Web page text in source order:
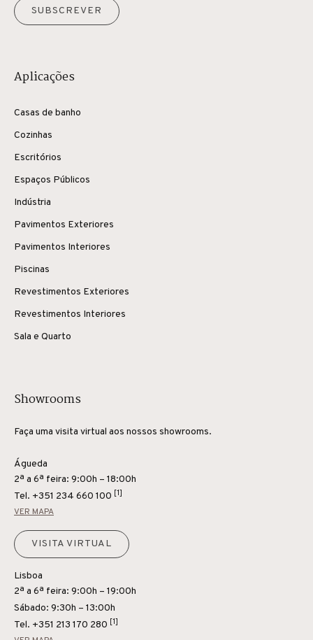
SUBSCREVER
Aplicações
Casas de banho
Cozinhas
Escritórios
Espaços Públicos
Indústria
Pavimentos Exteriores
Pavimentos Interiores
Piscinas
Revestimentos Exteriores
Revestimentos Interiores
Sala e Quarto
Showrooms
Faça uma visita virtual aos nossos showrooms.
Águeda
2ª a 6ª feira: 9:00h – 18:00h
Tel. +351 234 660 100 [1]
VER MAPA
VISITA VIRTUAL
Lisboa
2ª a 6ª feira: 9:00h – 19:00h
Sábado: 9:30h – 13:00h
Tel. +351 213 170 280 [1]